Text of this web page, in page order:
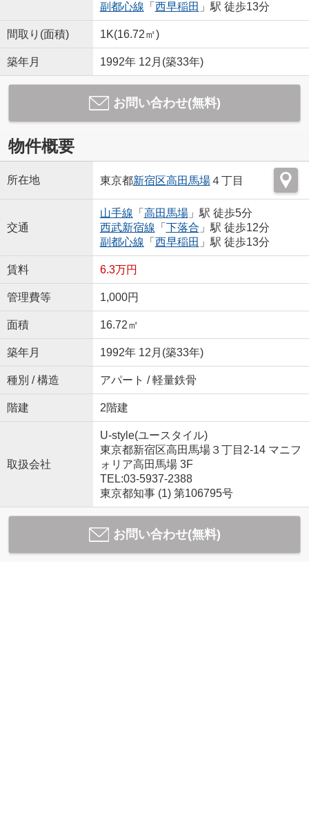
副都心線 「 西早稲田 」駅 徒歩13分
間取り(面積) 1K(16.72㎡)
築年月 1992年 12月(築33年)
お問い合わせ(無料)
物件概要
所在地 東京都新宿区高田馬場４丁目
交通
山手線 「 高田馬場」駅 徒歩5分
西武新宿線 「 下落合 」駅 徒歩12分
副都心線 「 西早稲田 」駅 徒歩13分
賃料 6.3万円
管理費等 1,000円
面積 16.72㎡
築年月 1992年 12月(築33年)
種別 / 構造 アパート / 軽量鉄骨
階建 2階建
取扱会社
U-style(ユースタイル)
東京都新宿区高田馬場３丁目2-14 マニフ
ォリア高田馬場 3F
TEL:03-5937-2388
東京都知事 (1) 第106795号
お問い合わせ(無料)